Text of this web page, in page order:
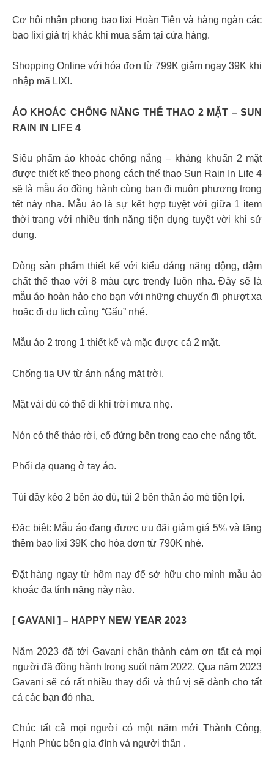
Cơ hội nhận phong bao lixi Hoàn Tiên và hàng ngàn các
bao lixi giá trị khác khi mua sắm tại cửa hàng.
Shopping Online với hóa đơn từ 799K giảm ngay 39K khi
nhập mã LIXI.
ÁO KHOÁC CHỐNG NẮNG THỂ THAO 2 MẶT – SUN
RAIN IN LIFE 4
Siêu phẩm áo khoác chống nắng – kháng khuẩn 2 mặt
được thiết kế theo phong cách thể thao Sun Rain In Life 4
sẽ là mẫu áo đồng hành cùng bạn đi muôn phương trong
tết này nha. Mẫu áo là sự kết hợp tuyệt vời giữa 1 item
thời trang với nhiều tính năng tiện dụng tuyệt vời khi sử
dụng.
Dòng sản phẩm thiết kế với kiểu dáng năng động, đậm
chất thể thao với 8 màu cực trendy luôn nha. Đây sẽ là
mẫu áo hoàn hảo cho bạn với những chuyến đi phượt xa
hoặc đi du lịch cùng “Gấu” nhé.
Mẫu áo 2 trong 1 thiết kế và mặc được cả 2 mặt.
Chống tia UV từ ánh nắng mặt trời.
Mặt vải dù có thể đi khi trời mưa nhẹ.
Nón có thế tháo rời, cổ đứng bên trong cao che nắng tốt.
Phối dạ quang ở tay áo.
Túi dây kéo 2 bên áo dù, túi 2 bên thân áo mè tiện lợi.
Đặc biệt: Mẫu áo đang được ưu đãi giảm giá 5% và tặng
thêm bao lixi 39K cho hóa đơn từ 790K nhé.
Đặt hàng ngay từ hôm nay để sở hữu cho mình mẫu áo
khoác đa tính năng này nào.
[ GAVANI ] – HAPPY NEW YEAR 2023
Năm 2023 đã tới Gavani chân thành cảm ơn tất cả mọi
người đã đồng hành trong suốt năm 2022. Qua năm 2023
Gavani sẽ có rất nhiều thay đổi và thú vị sẽ dành cho tất
cả các bạn đó nha.
Chúc tất cả mọi người có một năm mới Thành Công,
Hạnh Phúc bên gia đình và người thân ️.